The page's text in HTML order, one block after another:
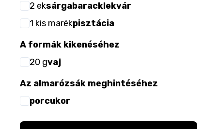
2 eksárgabaracklekvár
1 kis marékpisztácia
A formák kikenéséhez
20 gvaj
Az almarózsák meghintéséhez
porcukor